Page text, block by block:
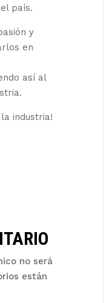
país.
y
en
así al
la industria!
no será
están